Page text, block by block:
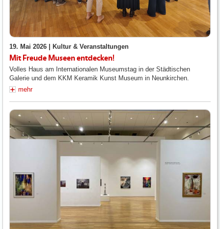
19. Mai 2026 | Kultur & Veranstaltungen
Mit Freude Museen entdecken!
Volles Haus am Internationalen Museumstag in der Städtischen
Galerie und dem KKM Keramik Kunst Museum in Neunkirchen.
mehr